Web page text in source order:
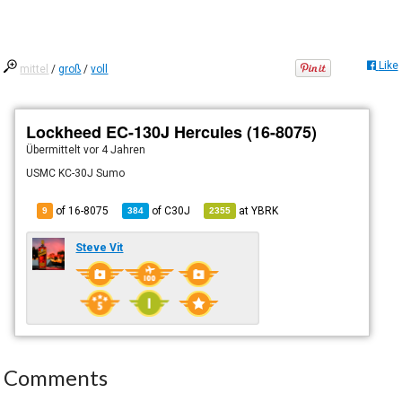
mittel /groß /voll Like
Lockheed EC-130J Hercules (16-8075)
Übermitteltvor 4 Jahren
USMC KC-30J Sumo
9 of 16-8075 384 ofC30J 2355 atYBRK
Steve Vit
Comments